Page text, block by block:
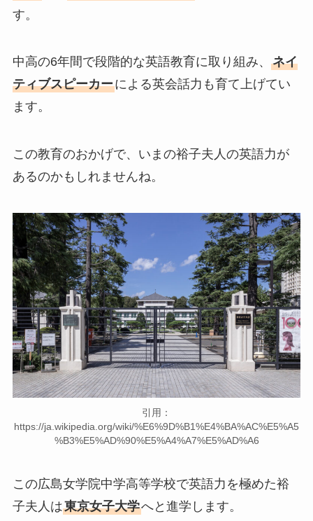
す。
中高の6年間で段階的な英語教育に取り組み、 ネイ
ティブスピーカーによる英会話力も育て上げてい
ます。
この教育のおかげで、いまの裕子夫人の英語力が
あるのかもしれませんね。
引用：
https://ja.wikipedia.org/wiki/%E6%9D%B1%E4%BA%AC%E5%A5
%B3%E5%AD%90%E5%A4%A7%E5%AD%A6
この広島女学院中学高等学校で英語力を極めた裕
子夫人は東京女子大学へと進学します。